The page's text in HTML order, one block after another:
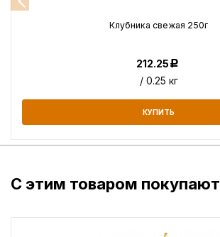
Клубника свежая 250г
212.25Р
/ 0.25 кг
КУПИТЬ
С этим товаром покупают